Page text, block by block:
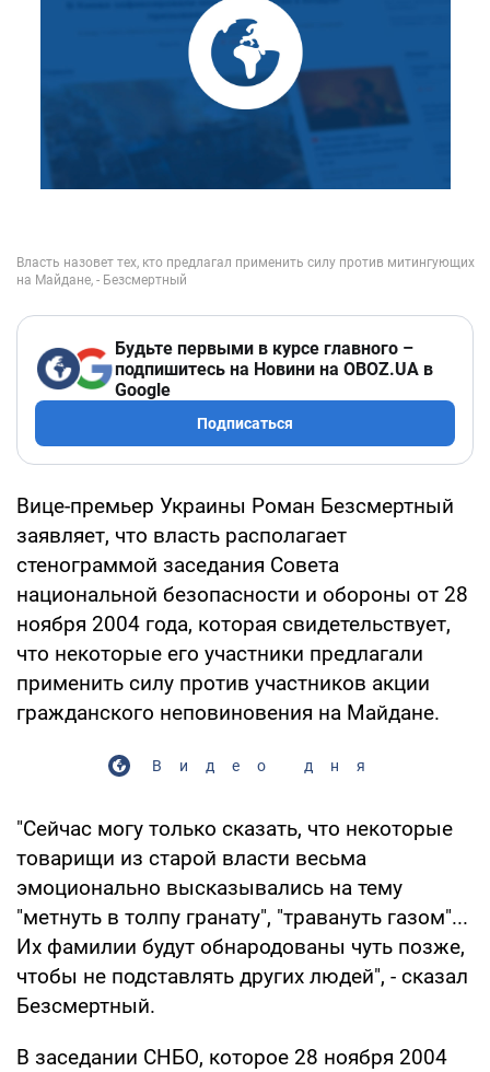
Будьте первыми в курсе главного –
подпишитесь на Новини на OBOZ.UA в
Google
Подписаться
Вице-премьер Украины Роман Безсмертный
заявляет, что власть располагает
стенограммой заседания Совета
национальной безопасности и обороны от 28
ноября 2004 года, которая свидетельствует,
что некоторые его участники предлагали
применить силу против участников акции
гражданского неповиновения на Майдане.
Видео дня
"Сейчас могу только сказать, что некоторые
товарищи из старой власти весьма
эмоционально высказывались на тему
"метнуть в толпу гранату", "травануть газом"...
Их фамилии будут обнародованы чуть позже,
чтобы не подставлять других людей", - сказал
Безсмертный.
В заседании СНБО, которое 28 ноября 2004